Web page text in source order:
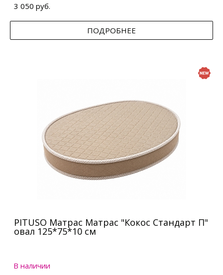
3 050 руб.
ПОДРОБНЕЕ
PITUSO Матрас Матрас "Кокос Стандарт П"
овал 125*75*10 см
В наличии